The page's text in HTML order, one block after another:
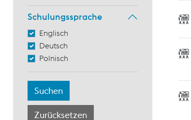
Schulungssprache
Englisch
Deutsch
Polnisch